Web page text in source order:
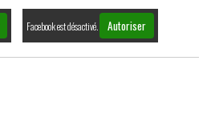
Facebook est désactivé. Autoriser